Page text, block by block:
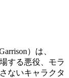
）は、
する悪役、モラ
ないキャラクタ